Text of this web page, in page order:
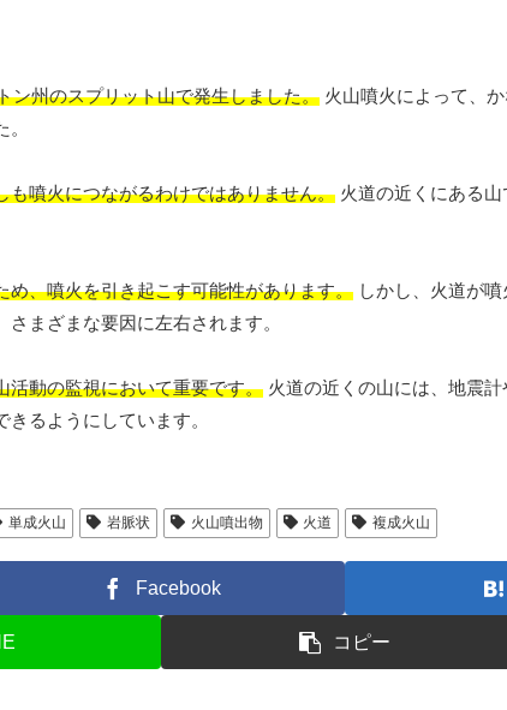
ン州のスプリット山で発生しました。 火山噴火によって、
噴火につながるわけではありません。 火道の近くにある
、噴火を引き起こす可能性があります。 しかし、火道が
まざまな要因に左右されます。
活動の監視において重要です。 火道の近くの山には、地震
るようにしています。
単成火山 岩脈状 火山噴出物 火道 複成火山
Facebook
コピー